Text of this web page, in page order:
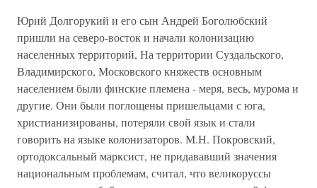
Юрий Долгорукий и его сын Андрей Боголюбский
пришли на северо-восток и начали колонизацию
населенных территорий, На территории Суздальского,
Владимирского, Московского княжеств основным
населением были финские племена - меря, весь, мурома и
другие. Они были поглощены пришельцами с юга,
христианизированы, потеряли свой язык и стали
говорить на языке колонизаторов. М.Н. Покровский,
ортодоксальный марксист, не придававший значения
национальным проблемам, считал, что великоруссы